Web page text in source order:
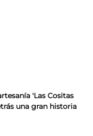
'Las Cositas
una gran historia